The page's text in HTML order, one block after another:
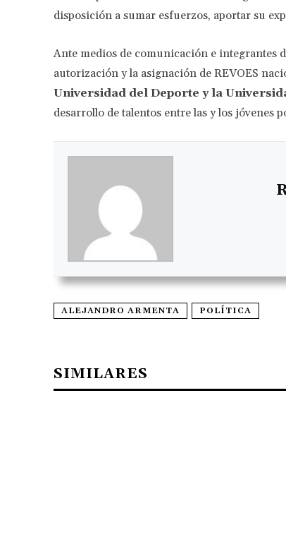
disposición a sumar esfuerzos, aportar su
Ante medios de comunicación e integrantes
autorización y la asignación de REVOES
Universidad del Deporte y la
desarrollo de talentos entre las y los jóvenes
ALEJANDRO ARMENTA POLÍTICA
SIMILARES